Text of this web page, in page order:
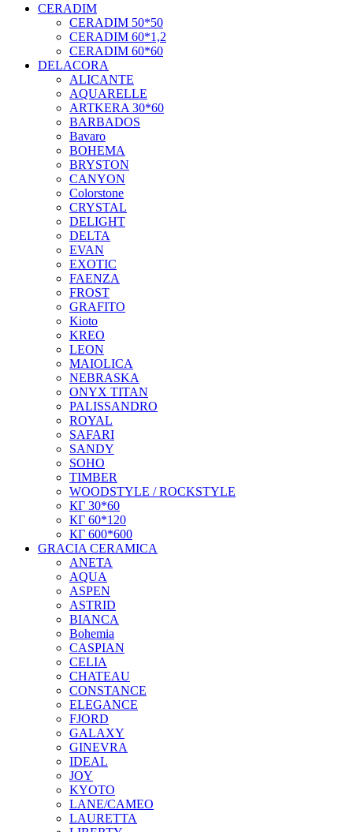
CERADIM
CERADIM 50*50
CERADIM 60*1,2
CERADIM 60*60
DELACORA
ALICANTE
AQUARELLE
ARTKERA 30*60
BARBADOS
Bavaro
BOHEMA
BRYSTON
CANYON
Colorstone
CRYSTAL
DELIGHT
DELTA
EVAN
EXOTIC
FAENZA
FROST
GRAFITO
Kioto
KREO
LEON
MAIOLICA
NEBRASKA
ONYX TITAN
PALISSANDRO
ROYAL
SAFARI
SANDY
SOHO
TIMBER
WOODSTYLE / ROCKSTYLE
КГ 30*60
КГ 60*120
КГ 600*600
GRACIA CERAMICA
ANETA
AQUA
ASPEN
ASTRID
BIANCA
Bohemia
CASPIAN
CELIA
CHATEAU
CONSTANCE
ELEGANCE
FJORD
GALAXY
GINEVRA
IDEAL
JOY
KYOTO
LANE/CAMEO
LAURETTA